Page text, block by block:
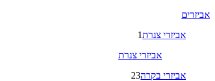
אביזרים
אביזרי צנרת1
אביזרי צנרת
אביזרי בקרה23